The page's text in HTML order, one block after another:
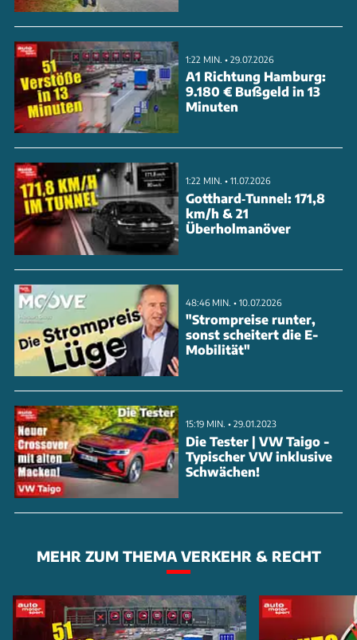
1:22 MIN. • 29.07.2026
A1 Richtung Hamburg:
9.180 € Bußgeld in 13
Minuten
1:22 MIN. • 11.07.2026
Gotthard‑Tunnel: 171,8
km/h & 21
Überholmanöver
48:46 MIN. • 10.07.2026
"Strompreise runter,
sonst scheitert die E-
Mobilität"
15:19 MIN. • 29.01.2023
Die Tester | VW Taigo -
Typischer VW inklusive
Schwächen!
MEHR ZUM THEMA VERKEHR & RECHT